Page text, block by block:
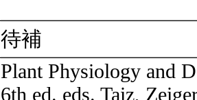
待補
Plant Physiology and
6th ed. eds. Taiz,